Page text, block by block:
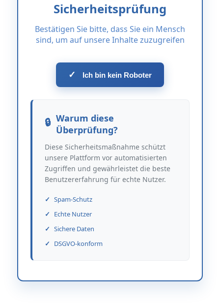
Sicherheitsprüfung
Bestätigen Sie bitte, dass Sie ein Mensch
sind, um auf unsere Inhalte zuzugreifen
✓ Ich bin kein Roboter
Warum diese
Überprüfung?
Diese Sicherheitsmaßnahme schützt
unsere Plattform vor automatisierten
Zugriffen und gewährleistet die beste
Benutzererfahrung für echte Nutzer.
Spam-Schutz
Echte Nutzer
Sichere Daten
DSGVO-konform